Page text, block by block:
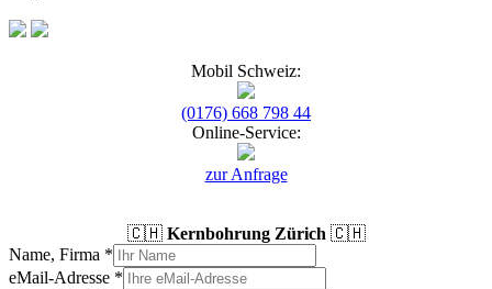
Mobil Schweiz:
(0176) 668 798 44
Online-Service:
zur Anfrage
🇨🇭 Kernbohrung Zürich 🇨🇭
Name, Firma *
eMail-Adresse *